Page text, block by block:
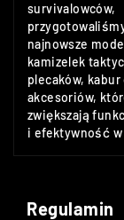
survivalowców,
najnowsze
kamizelek
plecaków, kabur
akcesoriów,
zwiększają
i efektywność w
Regulamin